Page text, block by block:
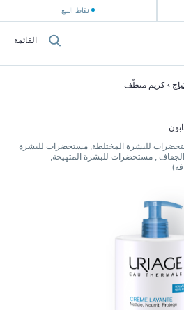
نقاط البيع
القائمة
› كريم منظّف
للبشرة المختلطة, مستحضرات للبشرة
, مستحضرات للبشرة المتهيجة,